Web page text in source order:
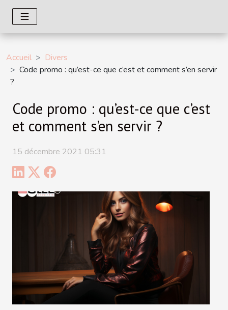
Accueil
Divers
Code promo : qu’est-ce que c’est et comment s’en servir
?
Code promo : qu’est-ce que c’est
et comment s’en servir ?
15 décembre 2021 05:31